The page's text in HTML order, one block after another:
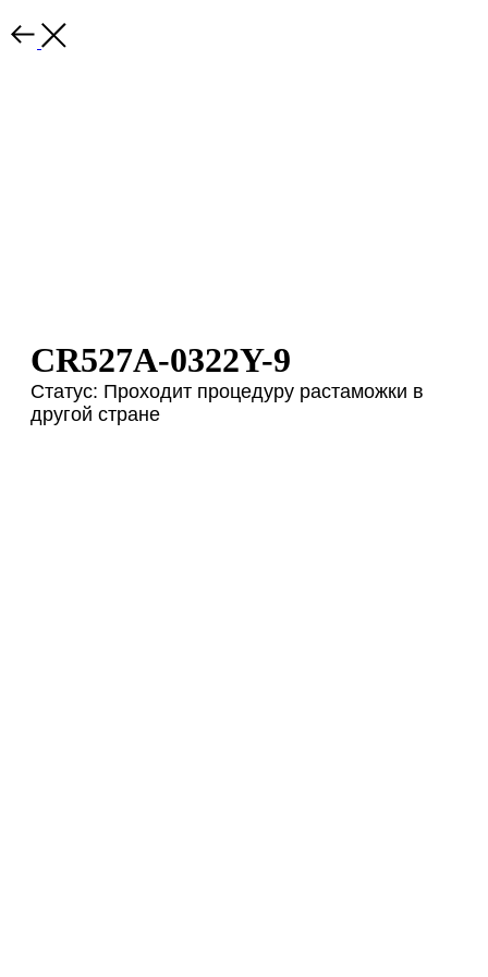
CR527A-0322Y-9
Статус: Проходит процедуру растаможки в
другой стране